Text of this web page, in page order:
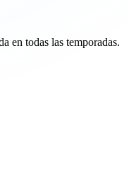
en todas las temporadas.